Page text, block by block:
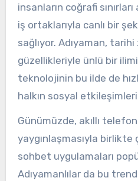
insanların coğrafi
iş ortaklarıyla canlı bir
sağlıyor. Adıyaman,
güzellikleriyle ünlü bir
teknolojinin bu ilde de
halkın sosyal
Günümüzde, akıllı
yaygınlaşmasıyla
sohbet uygulamaları
Adıyamanlılar da bu